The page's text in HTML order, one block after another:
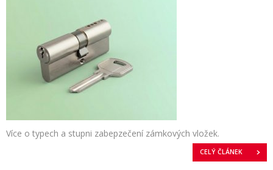
Více o typech a stupni zabepzečení zámkových vložek.
CELÝ ČLÁNEK